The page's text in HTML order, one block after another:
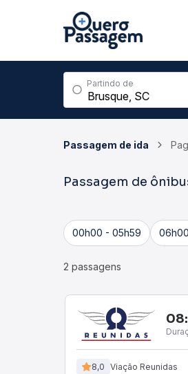
Partindo de
Passagem de ida
Passagem de
00h00 - 05h59
2 passagens
8,0 Viação Reunidas